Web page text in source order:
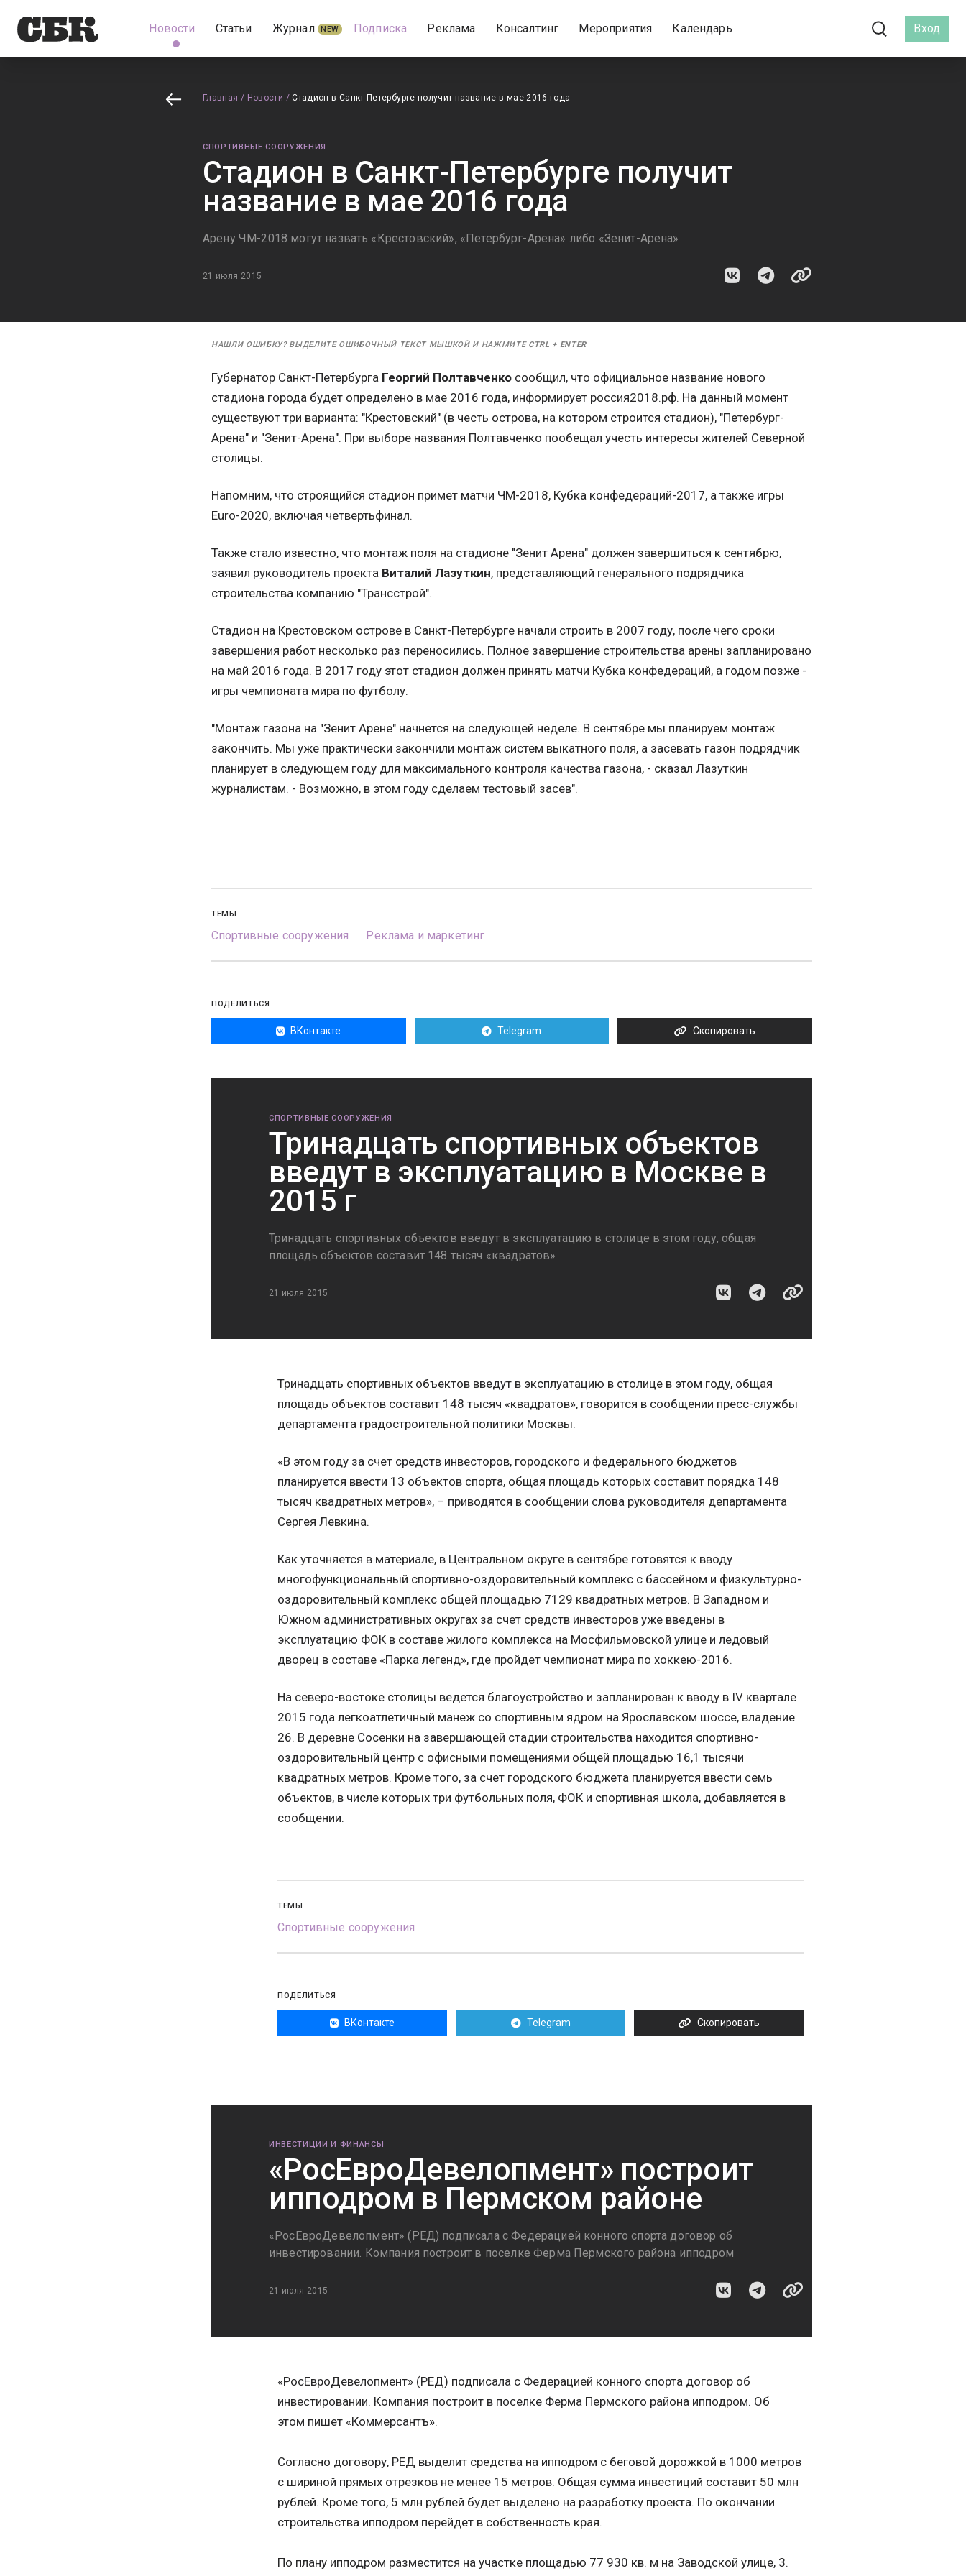
Новости Статьи Журнал NEW Подписка Реклама Консалтинг Мероприятия Календарь Вход
Главная / Новости / Стадион в Санкт-Петербурге получит название в мае 2016 года
СПОРТИВНЫЕ СООРУЖЕНИЯ
Стадион в Санкт-Петербурге получит
название в мае 2016 года
Арену ЧМ-2018 могут назвать «Крестовский», «Петербург-Арена» либо «Зенит-Арена»
21 июля 2015
НАШЛИ ОШИБКУ? ВЫДЕЛИТЕ ОШИБОЧНЫЙ ТЕКСТ МЫШКОЙ И НАЖМИТЕ CTRL + ENTER
Губернатор Санкт-Петербурга Георгий Полтавченко сообщил, что официальное название нового
стадиона города будет определено в мае 2016 года, информирует россия2018.рф. На данный момент
существуют три варианта: "Крестовский" (в честь острова, на котором строится стадион), "Петербург-
Арена" и "Зенит-Арена". При выборе названия Полтавченко пообещал учесть интересы жителей Северной
столицы.
Напомним, что строящийся стадион примет матчи ЧМ-2018, Кубка конфедераций-2017, а также игры
Euro-2020, включая четвертьфинал.
Также стало известно, что монтаж поля на стадионе "Зенит Арена" должен завершиться к сентябрю,
заявил руководитель проекта Виталий Лазуткин, представляющий генерального подрядчика
строительства компанию "Трансстрой".
Стадион на Крестовском острове в Санкт-Петербурге начали строить в 2007 году, после чего сроки
завершения работ несколько раз переносились. Полное завершение строительства арены запланировано
на май 2016 года. В 2017 году этот стадион должен принять матчи Кубка конфедераций, а годом позже -
игры чемпионата мира по футболу.
"Монтаж газона на "Зенит Арене" начнется на следующей неделе. В сентябре мы планируем монтаж
закончить. Мы уже практически закончили монтаж систем выкатного поля, а засевать газон подрядчик
планирует в следующем году для максимального контроля качества газона, - сказал Лазуткин
журналистам. - Возможно, в этом году сделаем тестовый засев".
ТЕМЫ
Спортивные сооружения Реклама и маркетинг
ПОДЕЛИТЬСЯ
ВКонтакте Telegram Скопировать
СПОРТИВНЫЕ СООРУЖЕНИЯ
Тринадцать спортивных объектов
введут в эксплуатацию в Москве в
2015 г
Тринадцать спортивных объектов введут в эксплуатацию в столице в этом году, общая
площадь объектов составит 148 тысяч «квадратов»
21 июля 2015
Тринадцать спортивных объектов введут в эксплуатацию в столице в этом году, общая
площадь объектов составит 148 тысяч «квадратов», говорится в сообщении пресс-службы
департамента градостроительной политики Москвы.
«В этом году за счет средств инвесторов, городского и федерального бюджетов
планируется ввести 13 объектов спорта, общая площадь которых составит порядка 148
тысяч квадратных метров», – приводятся в сообщении слова руководителя департамента
Сергея Левкина.
Как уточняется в материале, в Центральном округе в сентябре готовятся к вводу
многофункциональный спортивно-оздоровительный комплекс с бассейном и физкультурно-
оздоровительный комплекс общей площадью 7129 квадратных метров. В Западном и
Южном административных округах за счет средств инвесторов уже введены в
эксплуатацию ФОК в составе жилого комплекса на Мосфильмовской улице и ледовый
дворец в составе «Парка легенд», где пройдет чемпионат мира по хоккею-2016.
На северо-востоке столицы ведется благоустройство и запланирован к вводу в IV квартале
2015 года легкоатлетичный манеж со спортивным ядром на Ярославском шоссе, владение
26. В деревне Сосенки на завершающей стадии строительства находится спортивно-
оздоровительный центр с офисными помещениями общей площадью 16,1 тысячи
квадратных метров. Кроме того, за счет городского бюджета планируется ввести семь
объектов, в числе которых три футбольных поля, ФОК и спортивная школа, добавляется в
сообщении.
ТЕМЫ
Спортивные сооружения
ПОДЕЛИТЬСЯ
ВКонтакте Telegram Скопировать
ИНВЕСТИЦИИ И ФИНАНСЫ
«РосЕвроДевелопмент» построит
ипподром в Пермском районе
«РосЕвроДевелопмент» (РЕД) подписала с Федерацией конного спорта договор об
инвестировании. Компания построит в поселке Ферма Пермского района ипподром
21 июля 2015
«РосЕвроДевелопмент» (РЕД) подписала с Федерацией конного спорта договор об
инвестировании. Компания построит в поселке Ферма Пермского района ипподром. Об
этом пишет «Коммерсантъ».
Согласно договору, РЕД выделит средства на ипподром с беговой дорожкой в 1000 метров
с шириной прямых отрезков не менее 15 метров. Общая сумма инвестиций составит 50 млн
рублей. Кроме того, 5 млн рублей будет выделено на разработку проекта. По окончании
строительства ипподром перейдет в собственность края.
По плану ипподром разместится на участке площадью 77 930 кв. м на Заводской улице, 3.